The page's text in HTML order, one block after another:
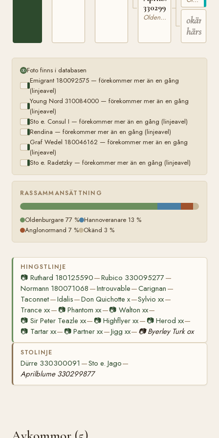
330299877
Oldenburgare
okänd
Foto finns i databasen
Emigrant 180092575 — förekommer mer än en gång
(linjeavel)
Young Nord 310084000 — förekommer mer än en gång
(linjeavel)
Sto e. Consul I — förekommer mer än en gång (linjeavel)
Rendina — förekommer mer än en gång (linjeavel)
Graf Wedel 180046162 — förekommer mer än en gång
(linjeavel)
Sto e. Radetzky — förekommer mer än en gång (linjeavel)
RASSAMMANSÄTTNING
Oldenburgare 77 % Hannoveranare 13 %
Anglonormand 7 % Okänd 3 %
HINGSTLINJE
📷 Ruthard 180125590—Rubico 330095277 —
Normann 180071068 —Introuvable—Carignan —
Taconnet—Idalis—Don Quichotte x—Sylvio xx—
Trance xx— 📷Phantom xx—📷 Walton xx—
📷 Sir Peter Teazle xx— 📷Highflyer xx— 📷 Herod xx—
📷 Tartar xx— 📷Partner xx—Jigg xx— 📷 Byerley Turk ox
STOLINJE
Dürre 330300091 —Sto e. Jago—
Aprilblume 330299877